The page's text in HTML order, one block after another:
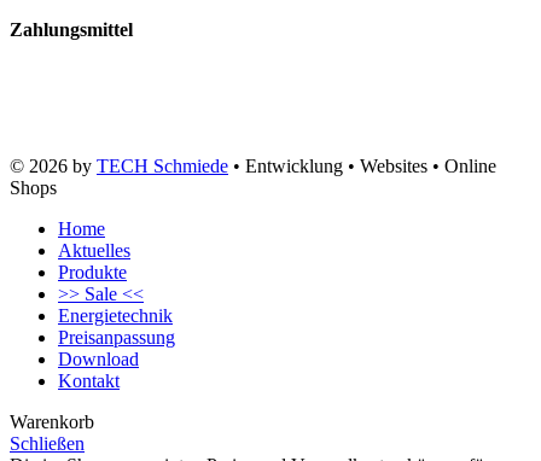
Zahlungsmittel
© 2026 by TECH Schmiede • Entwicklung • Websites • Online
Shops
Home
Aktuelles
Produkte
>> Sale <<
Energietechnik
Preisanpassung
Download
Kontakt
Warenkorb
Schließen